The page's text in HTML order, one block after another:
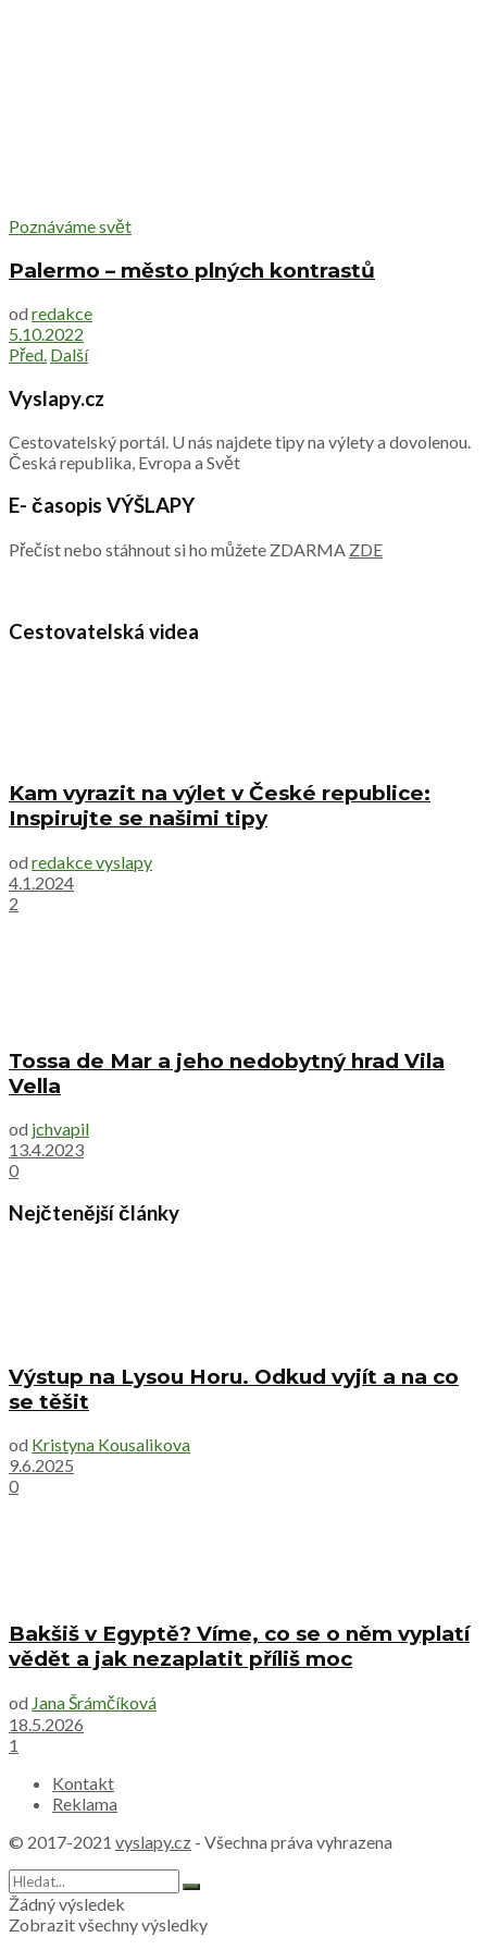
Poznáváme svět
Palermo – město plných kontrastů
od redakce
5.10.2022
Před. Další
Vyslapy.cz
Cestovatelský portál. U nás najdete tipy na výlety a dovolenou.
Česká republika, Evropa a Svět
E- časopis VÝŠLAPY
Přečíst nebo stáhnout si ho můžete ZDARMA ZDE
Cestovatelská videa
Kam vyrazit na výlet v České republice:
Inspirujte se našimi tipy
od redakce vyslapy
4.1.2024
2
Tossa de Mar a jeho nedobytný hrad Vila
Vella
od jchvapil
13.4.2023
0
Nejčtenější články
Výstup na Lysou Horu. Odkud vyjít a na co
se těšit
od Kristyna Kousalikova
9.6.2025
0
Bakšiš v Egyptě? Víme, co se o něm vyplatí
vědět a jak nezaplatit příliš moc
od Jana Šrámčíková
18.5.2026
1
Kontakt
Reklama
© 2017-2021 vyslapy.cz - Všechna práva vyhrazena
Žádný výsledek
Zobrazit všechny výsledky